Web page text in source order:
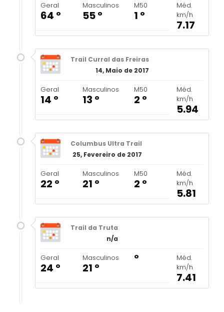
Geral
64 º
Masculinos
55 º
M50
1 º
Méd.
km/h
7.17
Trail Curral das Freiras
14, Maio de 2017
Geral
14 º
Masculinos
13 º
M50
2 º
Méd.
km/h
5.94
Columbus Ultra Trail
25, Fevereiro de 2017
Geral
22 º
Masculinos
21 º
M50
2 º
Méd.
km/h
5.81
Trail da Truta
n/a
Geral
24 º
Masculinos
21 º
º
Méd.
km/h
7.41